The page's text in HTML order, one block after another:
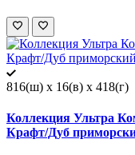
816(ш) x 16(в) x 418(г)
Коллекция Ультра
Крафт/Дуб